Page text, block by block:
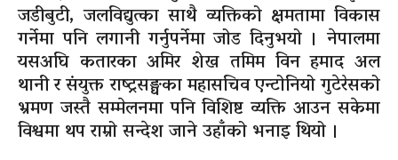
जडीबुटी, जलविद्युत्का साथै व्यक्तिको क्षमतामा विकास
गर्नेमा पनि लगानी गर्नुपर्नेमा जोड दिनुभयो । नेपालमा
यसअघि कतारका अमिर शेख तमिम विन हमाद अल
थानी र संयुक्त राष्ट्रसङ्घका महासचिव एन्टोनियो गुटेरेसको
भ्रमण जस्तै सम्मेलनमा पनि विशिष्ट व्यक्ति आउन सकेमा
विश्वमा थप राम्रो सन्देश जाने उहाँको भनाइ थियो ।